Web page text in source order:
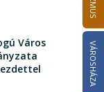
VÁROSHÁZA
Város